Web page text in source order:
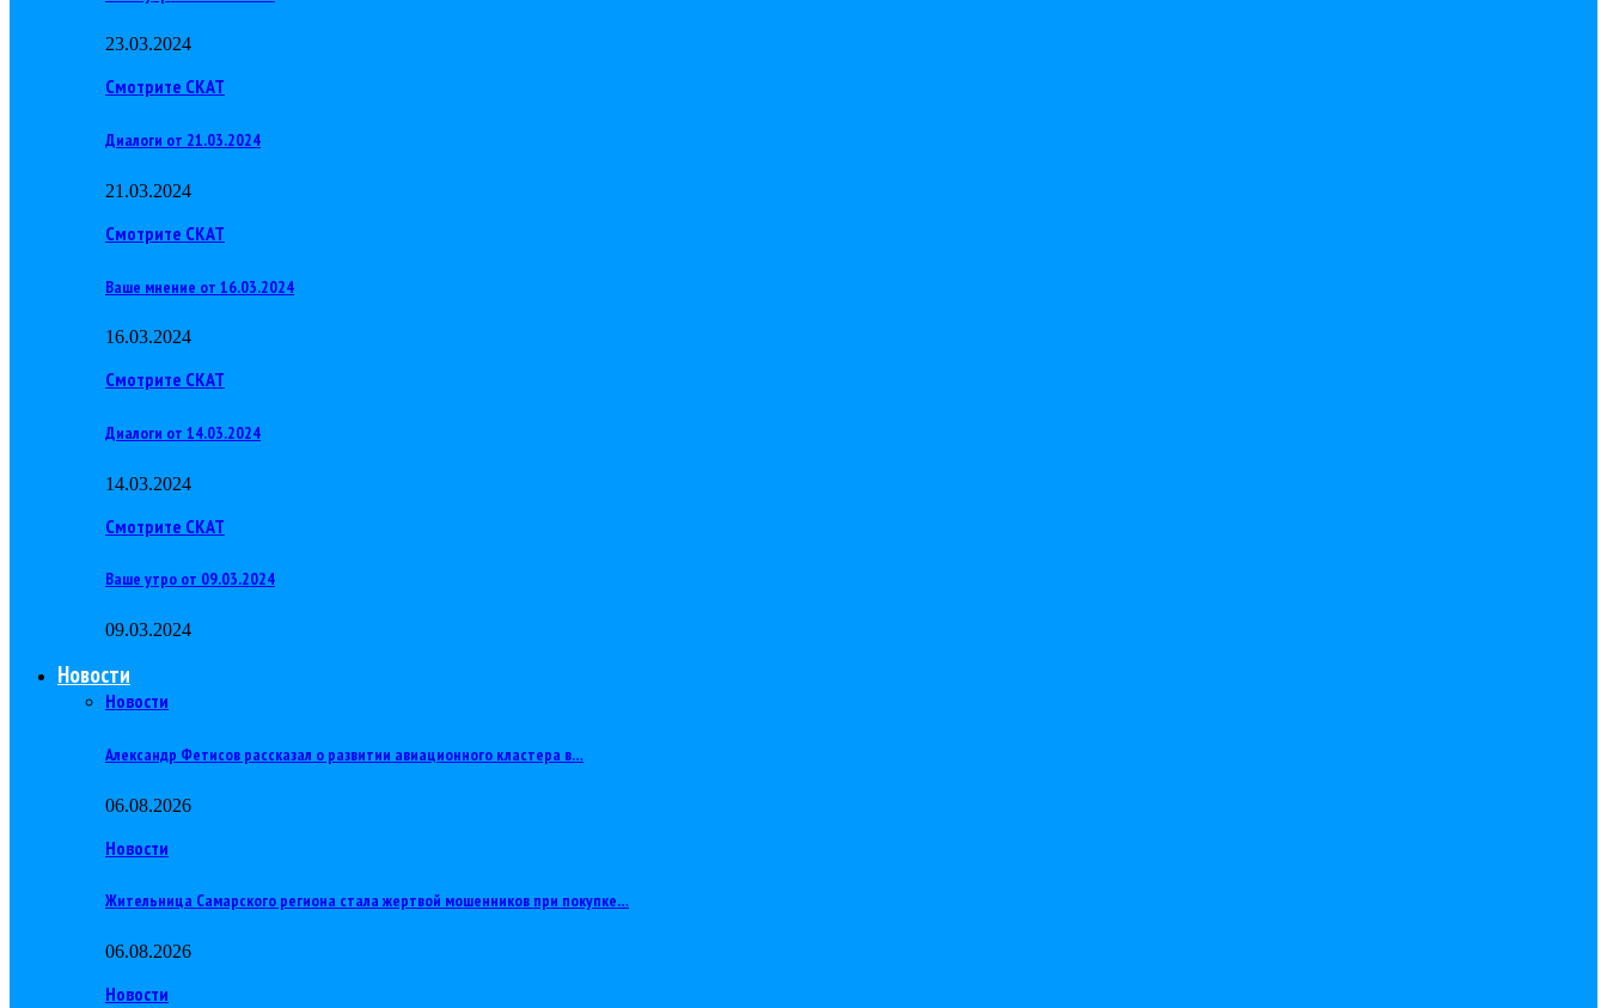
23.03.2024
Смотрите СКАТ
Диалоги от 21.03.2024
21.03.2024
Смотрите СКАТ
Ваше мнение от 16.03.2024
16.03.2024
Смотрите СКАТ
Диалоги от 14.03.2024
14.03.2024
Смотрите СКАТ
Ваше утро от 09.03.2024
09.03.2024
Новости
Новости
Александр Фетисов рассказал о развитии авиационного кластера в…
06.08.2026
Новости
Жительница Самарского региона стала жертвой мошенников при покупке…
06.08.2026
Новости